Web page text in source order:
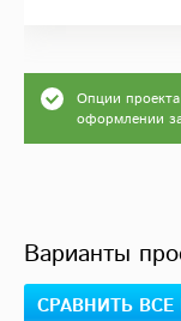
Опции
оформлении
Варианты
СРАВНИТЬ